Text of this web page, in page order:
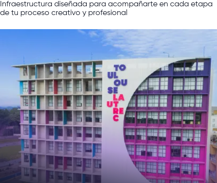
Infraestructura diseñada para acompañarte en cada etapa
de tu proceso creativo y profesional